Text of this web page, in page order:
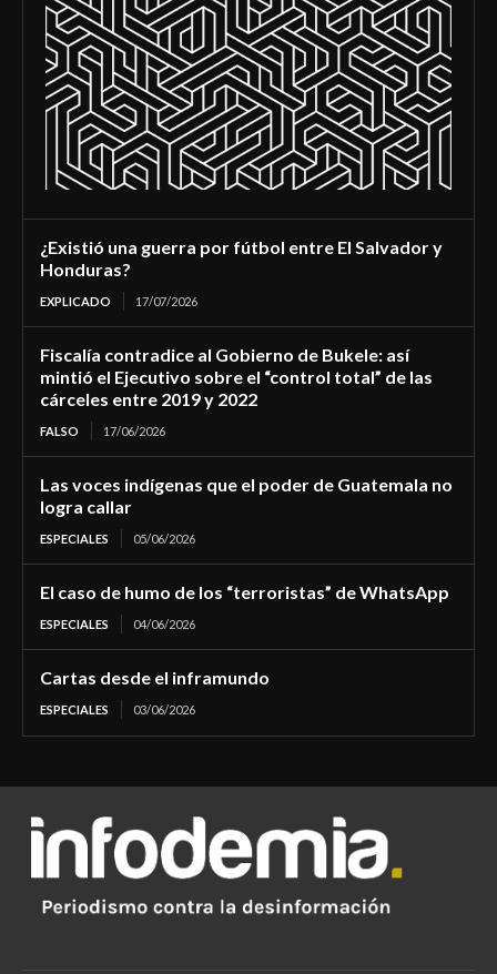
¿Existió una guerra por fútbol entre El Salvador y
Honduras?
EXPLICADO 17/07/2026
Fiscalía contradice al Gobierno de Bukele: así
mintió el Ejecutivo sobre el “control total” de las
cárceles entre 2019 y 2022
FALSO 17/06/2026
Las voces indígenas que el poder de Guatemala no
logra callar
ESPECIALES 05/06/2026
El caso de humo de los “terroristas” de WhatsApp
ESPECIALES 04/06/2026
Cartas desde el inframundo
ESPECIALES 03/06/2026